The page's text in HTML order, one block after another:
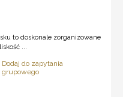
to doskonale zorganizowane
...